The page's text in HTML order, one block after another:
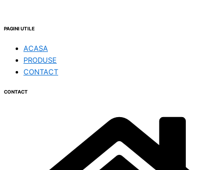
PAGINI UTILE
ACASA
PRODUSE
CONTACT
CONTACT